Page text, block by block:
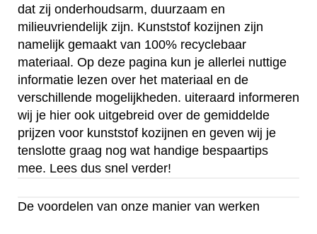
dat zij onderhoudsarm, duurzaam en
milieuvriendelijk zijn. Kunststof kozijnen zijn
namelijk gemaakt van 100% recyclebaar
materiaal. Op deze pagina kun je allerlei nuttige
informatie lezen over het materiaal en de
verschillende mogelijkheden. uiteraard informeren
wij je hier ook uitgebreid over de gemiddelde
prijzen voor kunststof kozijnen en geven wij je
tenslotte graag nog wat handige bespaartips
mee. Lees dus snel verder!
De voordelen van onze manier van werken